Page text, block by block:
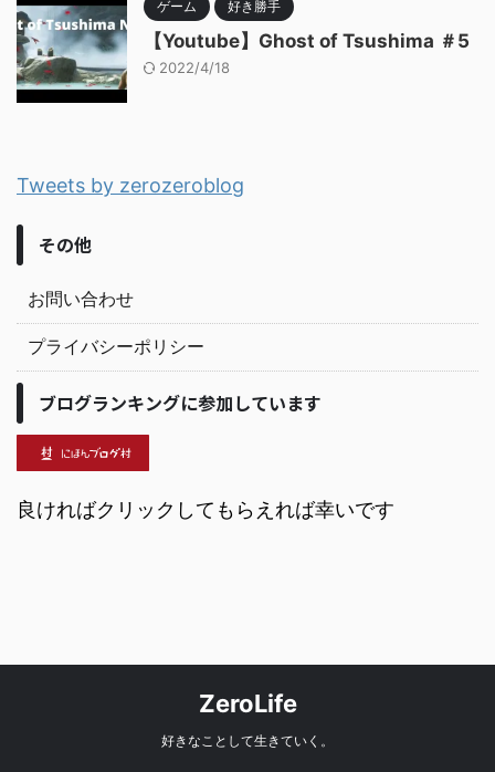
ゲーム 好き勝手
【Youtube】Ghost of Tsushima ＃5
2022/4/18
Tweets by zerozeroblog
その他
お問い合わせ
プライバシーポリシー
ブログランキングに参加しています
良ければクリックしてもらえれば幸いです
ZeroLife
好きなことして生きていく。
<スクリプト非同期遅延データピンホバー="真"データピント